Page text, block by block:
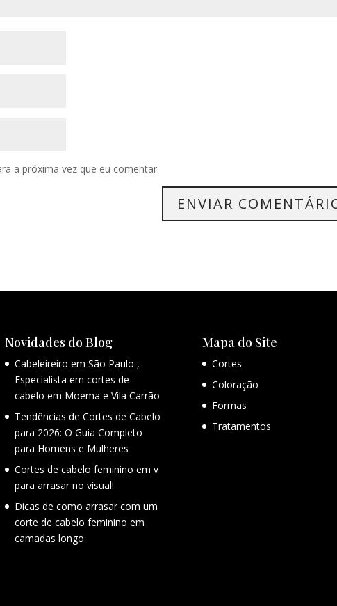
a próxima vez que eu comentar.
Novidades do Blog
Cabeleireiro em São Paulo ,
Especialista em cortes de
cabelo em Moema e Vila Carrão
Tendências de Cortes de Cabelo
para 2026: O Guia Completo
para Homens e Mulheres
Cortes de cabelo feminino em v
para arrasar no visual!
Dicas de como arrasar com um
corte de cabelo feminino em
camadas longo
Mapa do Site
Cortes
Coloração
Formas
Tratamentos